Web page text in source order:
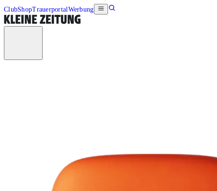
ClubShopTrauerportalWerbung